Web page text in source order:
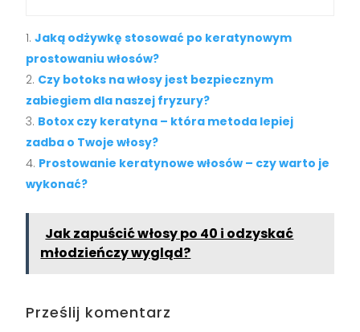
Jaką odżywkę stosować po keratynowym
prostowaniu włosów?
Czy botoks na włosy jest bezpiecznym
zabiegiem dla naszej fryzury?
Botox czy keratyna – która metoda lepiej
zadba o Twoje włosy?
Prostowanie keratynowe włosów – czy warto je
wykonać?
Jak zapuścić włosy po 40 i odzyskać
młodzieńczy wygląd?
Prześlij komentarz